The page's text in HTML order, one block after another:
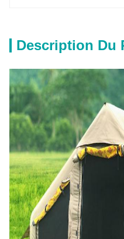
Description Du